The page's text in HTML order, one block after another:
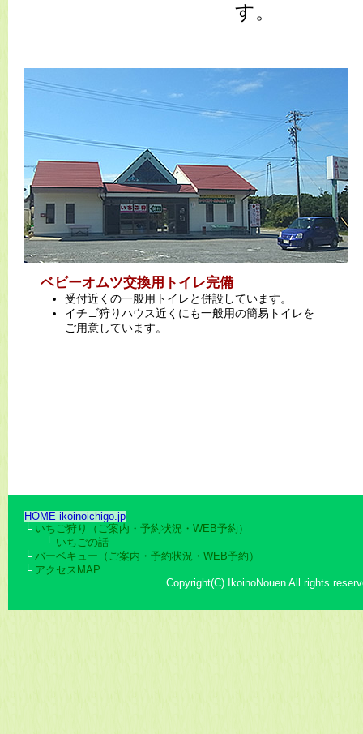
す。
ベビーオムツ交換用トイレ完備
受付近くの一般用トイレと併設しています。
イチゴ狩りハウス近くにも一般用の簡易トイレを
ご用意しています。
HOME ikoinoichigo.jp
└ いちご狩り（ご案内・予約状況・WEB予約）
└ いちごの話
└ バーベキュー（ご案内・予約状況・WEB予約）
└ アクセスMAP
Copyright(C) IkoinoNouen All rights